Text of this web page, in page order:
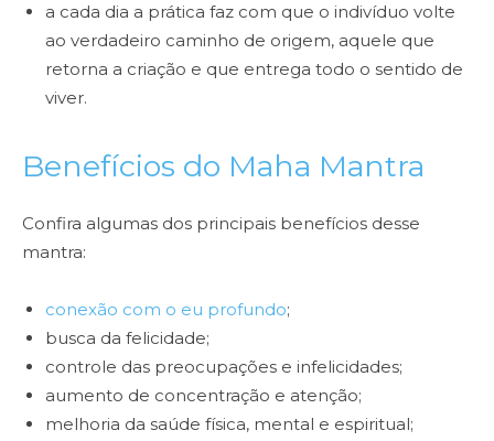
a cada dia a prática faz com que o indivíduo volte
ao verdadeiro caminho de origem, aquele que
retorna a criação e que entrega todo o sentido de
viver.
Benefícios do Maha Mantra
Confira algumas dos principais benefícios desse
mantra:
conexão com o eu profundo;
busca da felicidade;
controle das preocupações e infelicidades;
aumento de concentração e atenção;
melhoria da saúde física, mental e espiritual;